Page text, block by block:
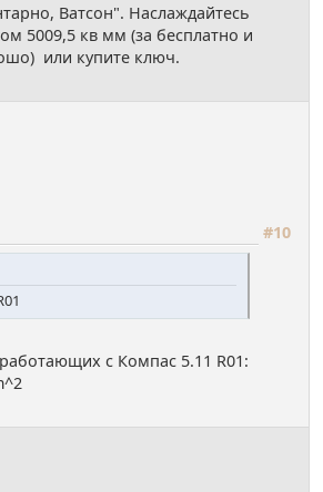
Ватсон". Наслаждайтесь
5009,5 кв мм (за бесплатно и
или купите ключ.
#10
с Компас 5.11 R01: